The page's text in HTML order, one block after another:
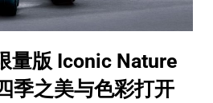
量版 Iconic Nature
季之美与色彩打开